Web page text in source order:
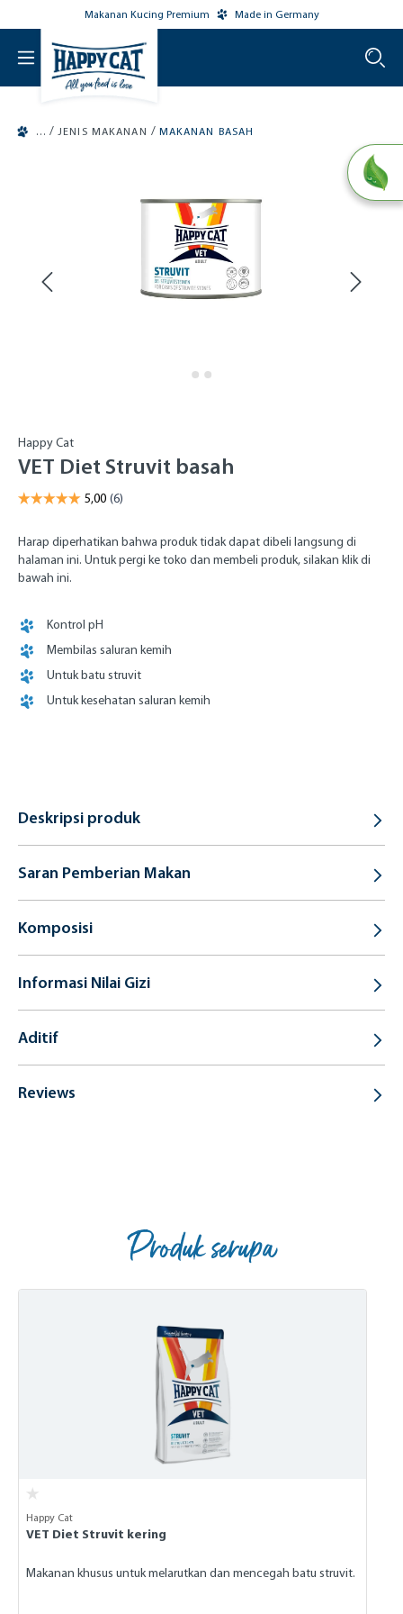
main contentMakanan Kucing Premium Made in Germany
/ JENIS MAKANAN / MAKANAN BASAH
Happy Cat
VET Diet Struvit basah
Harap diperhatikan bahwa produk tidak dapat dibeli langsung di
halaman ini. Untuk pergi ke toko dan membeli produk, silakan klik di
bawah ini.
Kontrol pH
Membilas saluran kemih
Untuk batu struvit
Untuk kesehatan saluran kemih
Deskripsi produk
Saran Pemberian Makan
Komposisi
Informasi Nilai Gizi
Aditif
Reviews
Produk serupa
Happy Cat
VET Diet Struvit kering
Makanan khusus untuk melarutkan dan mencegah batu struvit.